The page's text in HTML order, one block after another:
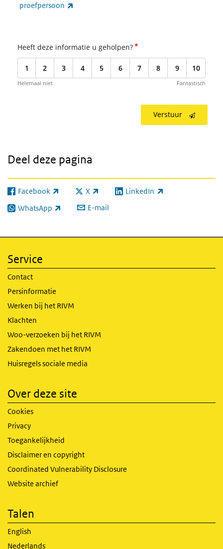
proefpersoon
Heeft deze informatie u geholpen?*
1 2 3 4 5 6 7 8 9 10
Helemaal niet Fantastisch
Verstuur
Deel deze pagina
Facebook
(externe link) X
(externe link) LinkedIn
(externe link)
WhatsApp
(externe link) E-mail
Service
Contact
Persinformatie
Werken bij het RIVM
Klachten
Woo-verzoeken bij het RIVM
Zakendoen met het RIVM
Huisregels sociale media
Over deze site
Cookies
Privacy
Toegankelijkheid
Disclaimer en copyright
Coordinated Vulnerability Disclosure
Website archief
Talen
English
Nederlands